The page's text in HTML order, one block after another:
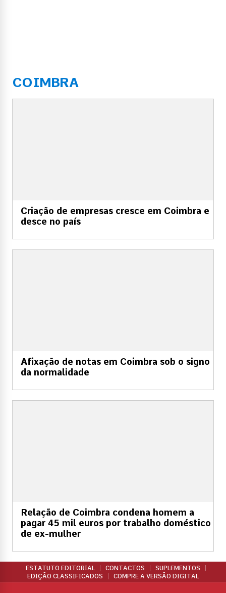
COIMBRA
Criação de empresas cresce em Coimbra e
desce no país
Afixação de notas em Coimbra sob o signo
da normalidade
Relação de Coimbra condena homem a
pagar 45 mil euros por trabalho doméstico
de ex-mulher
ESTATUTO EDITORIAL CONTACTOS
SUPLEMENTOS
EDIÇÃO CLASSIFICADOS
COMPRE A VERSÃO DIGITAL